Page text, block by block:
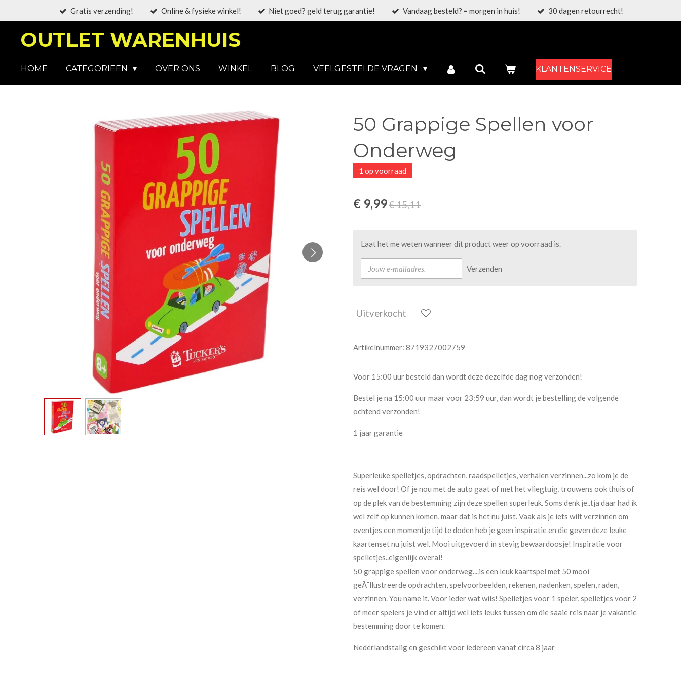
hoofdinhoud
Gratis verzending! Online & fysieke winkel! Niet goed? geld terug garantie! Vandaag besteld? = morgen in huis! 30 dagen retourrecht!
OUTLET WARENHUIS
HOME CATEGORIEËN OVER ONS WINKEL BLOG VEELGESTELDE VRAGEN KLANTENSERVICE
50 Grappige Spellen voor
Onderweg
1 op voorraad
€ 9,99€ 15,11
Laat het me weten wanneer dit product weer op voorraad is.
Verzenden
Uitverkocht
Artikelnummer: 8719327002759
Voor 15:00 uur besteld dan wordt deze dezelfde dag nog verzonden!
Bestel je na 15:00 uur maar voor 23:59 uur, dan wordt je bestelling de volgende
ochtend verzonden!
1 jaar garantie
Superleuke spelletjes, opdrachten, raadspelletjes, verhalen verzinnen...zo kom je de
reis wel door! Of je nou met de auto gaat of met het vliegtuig, trouwens ook thuis of
op de plek van de bestemming zijn deze spellen superleuk. Soms denk je..tja daar had ik
wel zelf op kunnen komen, maar dat is het nu juist. Vaak als je iets wilt verzinnen om
eventjes een momentje tijd te doden heb je geen inspiratie en die geven deze leuke
kaartenset nu juist wel. Mooi uitgevoerd in stevig bewaardoosje! Inspiratie voor
spelletjes..eigenlijk overal!
50 grappige spellen voor onderweg....is een leuk kaartspel met 50 mooi
geÃ¯llustreerde opdrachten, spelvoorbeelden, rekenen, nadenken, spelen, raden,
verzinnen. You name it. Voor ieder wat wils! Spelletjes voor 1 speler, spelletjes voor 2
of meer spelers je vind er altijd wel iets leuks tussen om die saaie reis naar je vakantie
bestemming door te komen.
Nederlandstalig en geschikt voor iedereen vanaf circa 8 jaar